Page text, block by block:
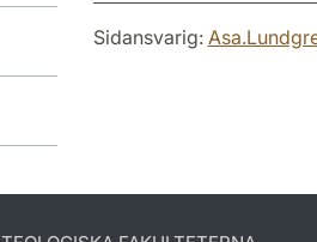
Sidansvarig: